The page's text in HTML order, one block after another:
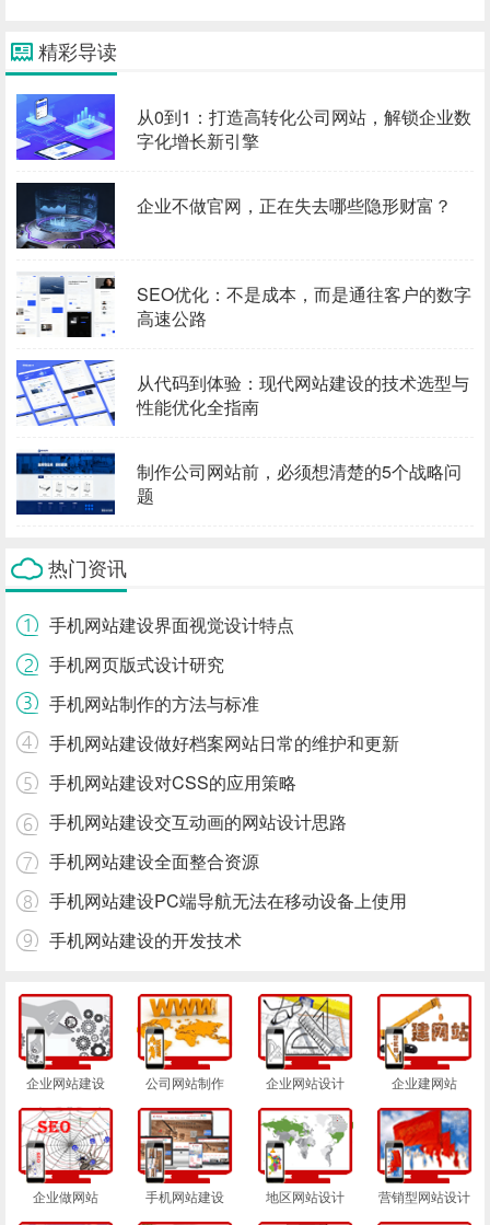
精彩导读
从0到1：打造高转化公司网站，解锁企业数
字化增长新引擎
企业不做官网，正在失去哪些隐形财富？
SEO优化：不是成本，而是通往客户的数字
高速公路
从代码到体验：现代网站建设的技术选型与
性能优化全指南
制作公司网站前，必须想清楚的5个战略问
题
热门资讯
手机网站建设界面视觉设计特点
手机网页版式设计研究
手机网站制作的方法与标准
手机网站建设做好档案网站日常的维护和更新
手机网站建设对CSS的应用策略
手机网站建设交互动画的网站设计思路
手机网站建设全面整合资源
手机网站建设PC端导航无法在移动设备上使用
手机网站建设的开发技术
企业网站建设 公司网站制作 企业网站设计 企业建网站
企业做网站 手机网站建设 地区网站设计 营销型网站设计